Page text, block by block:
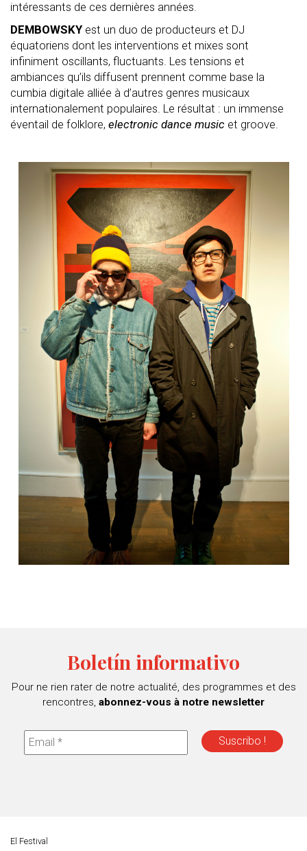
intéressants de ces dernières années.
DEMBOWSKY est un duo de producteurs et DJ
équatoriens dont les interventions et mixes sont
infiniment oscillants, fluctuants. Les tensions et
ambiances qu’ils diffusent prennent comme base la
cumbia digitale alliée à d’autres genres musicaux
internationalement populaires. Le résultat : un immense
éventail de folklore, electronic dance music et groove.
Boletín informativo
Pour ne rien rater de notre actualité, des programmes et des
rencontres, abonnez-vous à notre newsletter
El Festival